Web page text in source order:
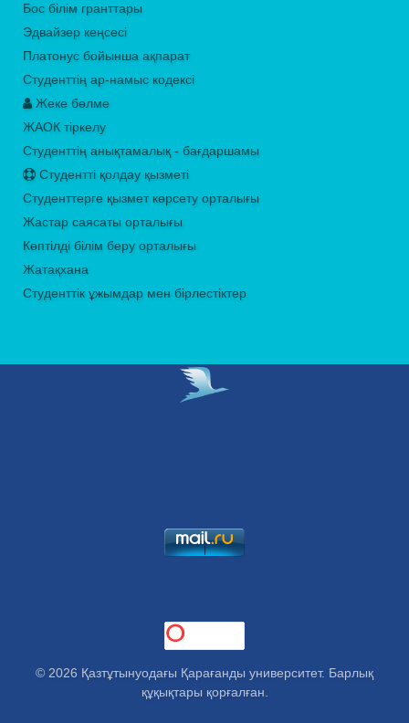
Бос білім гранттары
Эдвайзер кеңсесі
Платонус бойынша ақпарат
Студенттің ар-намыс кодексі
Жеке бөлме
ЖАОК тіркелу
Студенттің анықтамалық - бағдаршамы
Студентті қолдау қызметі
Студенттерге қызмет көрсету орталығы
Жастар саясаты орталығы
Көптілді білім беру орталығы
Жатақхана
Студенттік ұжымдар мен бірлестіктер
© 2026 Қазтұтынуодағы Қарағанды университет. Барлық
құқықтары қорғалған.